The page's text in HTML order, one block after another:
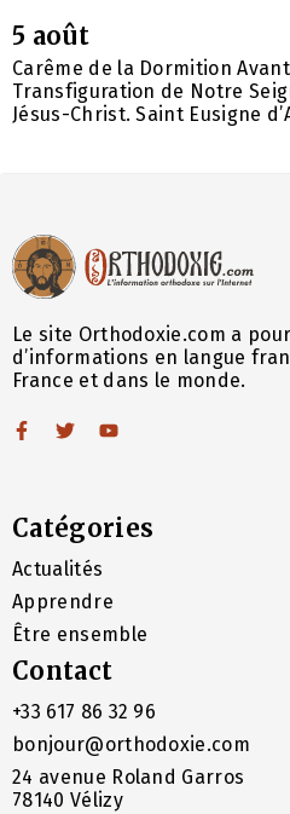
5 août
Carême de la Dormition
Transfiguration de Notre
Jésus-Christ. Saint Eusigne
Le site Orthodoxie.com a
d’informations en langue
France et dans le monde.
Catégories
Actualités
Apprendre
Être ensemble
Contact
+33 617 86 32 96
bonjour@orthodoxie.com
24 avenue Roland Garros
78140 Vélizy